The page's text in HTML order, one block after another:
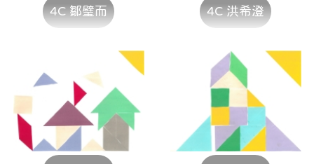
4C 鄒璧而 4C 洪希澄